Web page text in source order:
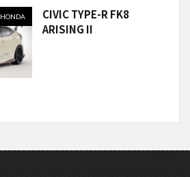
HONDA
CIVIC TYPE-R FK8
ARISING II